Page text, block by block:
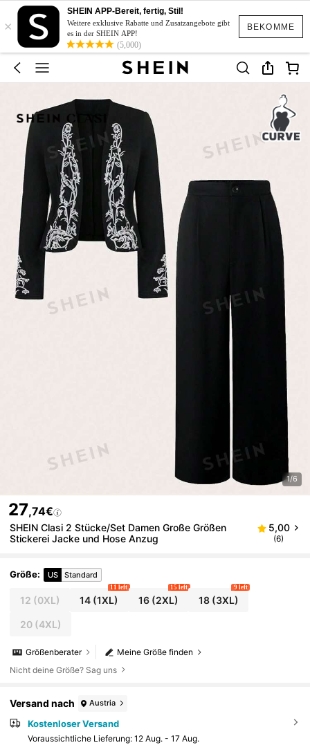
BEKOMME
×
SHEIN APP-Bereit, fertig, Stil!
Weitere exklusive Rabatte und Zusatzangebote gibt
es in der SHEIN APP!
(5,000)
1/6
27,74€
SHEIN Clasi 2 Stücke/Set Damen Große Größen
Stickerei Jacke und Hose Anzug
5,00
(6)
Größe: US Standard
12 (0XL) 14 (1XL)
11 left
16(2XL)
15 left
18(3XL)
9 left
20(4XL)
Meine Größe finden
Größenberater
Nicht deine Größe? Sag uns
Versand nach Austria
Kostenloser Versand
Voraussichtliche Lieferung: 12 Aug. - 17 Aug.